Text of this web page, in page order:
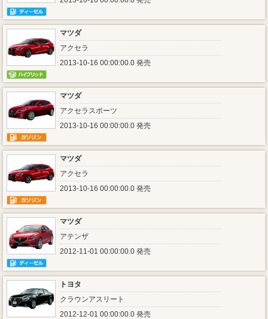
マツダ
アクセラ
2013-10-16 00:00:00.0 発売
マツダ
アクセラスポーツ
2013-10-16 00:00:00.0 発売
マツダ
アクセラ
2013-10-16 00:00:00.0 発売
マツダ
アテンザ
2012-11-01 00:00:00.0 発売
トヨタ
クラウンアスリート
2012-12-01 00:00:00.0 発売